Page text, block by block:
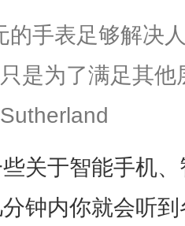
的手表足够解决
是为了满足其他
关于智能手机
钟内你就会听